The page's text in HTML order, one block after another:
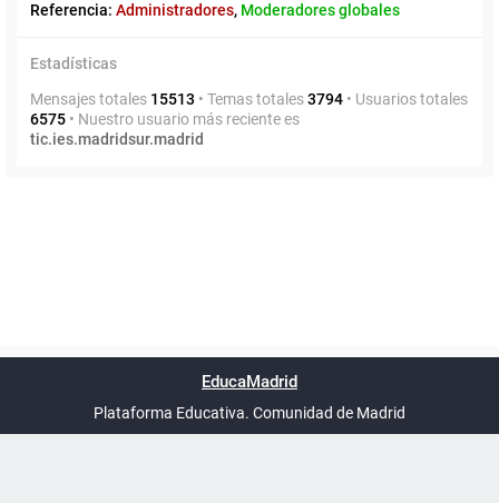
Referencia: Administradores, Moderadores globales
Estadísticas
Mensajes totales 15513 • Temas totales3794 • Usuarios totales
6575 • Nuestro usuario más reciente es
tic.ies.madridsur.madrid
UTC+02:00
phpBB España
EducaMadrid
Plataforma Educativa. Comunidad de Madrid